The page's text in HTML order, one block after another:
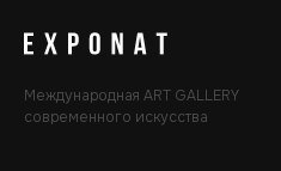
Международная ART GALLERY
современного искусства